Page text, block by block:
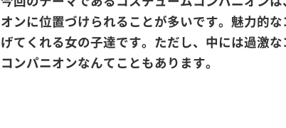
オンに位置づけられることが多いです。魅力的
げてくれる女の子達です。ただし、中には過激
コンパニオンなんてこともあります。